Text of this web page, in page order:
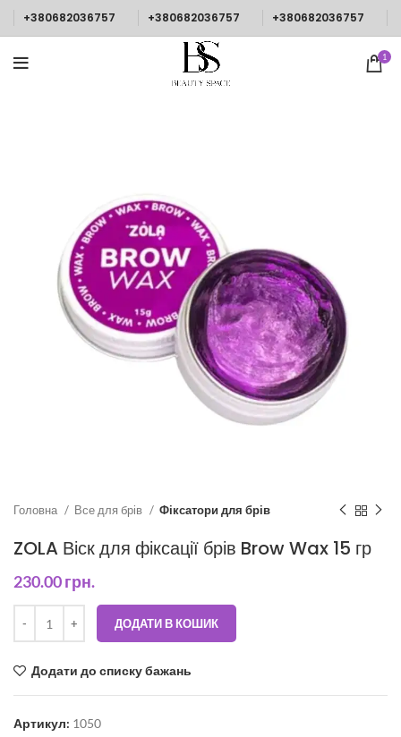
+380682036757 +380682036757 +380682036757
1
Головна Все для брів Фіксатори для брів
ZOLA Віск для фіксації брів Brow Wax 15 гр
230.00грн.
ДОДАТИ В КОШИК
Додати до списку бажань
Артикул: 1050